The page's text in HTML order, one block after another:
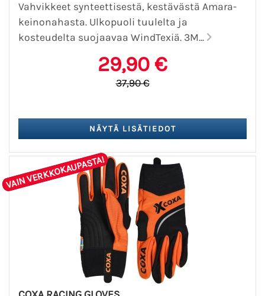
Vahvikkeet synteettisestä, kestävästä Amara-
keinonahasta. Ulkopuoli tuulelta ja
kosteudelta suojaavaa WindTexiä. 3M...
29,90 €
37,90 €
VAIN VERKKOKAUPASTA!